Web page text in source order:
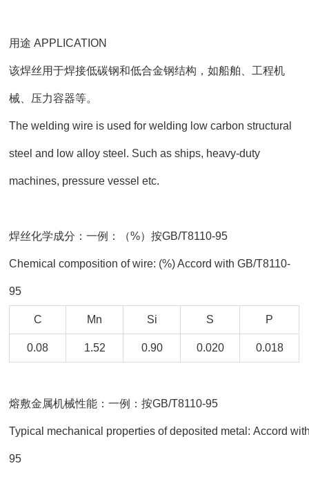
用途 APPLICATION
该焊丝用于焊接低碳钢和低合金钢结构，如船舶、工程机
械、压力容器等。
The welding wire is used for welding low carbon structural
steel and low alloy steel. Such as ships, heavy-duty
machines, pressure vessel etc.
焊丝化学成分：一例：（%）按GB/T8110-95
Chemical composition of wire: (%) Accord with GB/T8110-
95
C Mn Si S P
0.08 1.52 0.90 0.020 0.018
熔敷金属机械性能：一例：按GB/T8110-95
Typical mechanical properties of deposited metal: Accord
95